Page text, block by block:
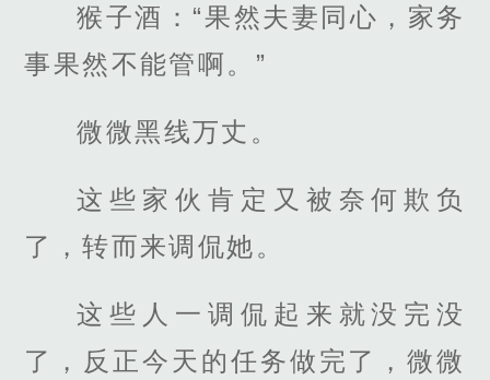
猴子酒：“果然夫妻同心，家务
事果然不能管啊。”
微微黑线万丈。
这些家伙肯定又被奈何欺负
了，转而来调侃她。
这些人一调侃起来就没完没
了，反正今天的任务做完了，微微